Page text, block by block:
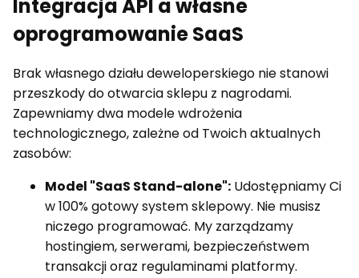
Integracja API a własne
oprogramowanie SaaS
Brak własnego działu deweloperskiego nie stanowi
przeszkody do otwarcia sklepu z nagrodami.
Zapewniamy dwa modele wdrożenia
technologicznego, zależne od Twoich aktualnych
zasobów:
Model "SaaS Stand-alone": Udostępniamy Ci
w 100% gotowy system sklepowy. Nie musisz
niczego programować. My zarządzamy
hostingiem, serwerami, bezpieczeństwem
transakcji oraz regulaminami platformy.